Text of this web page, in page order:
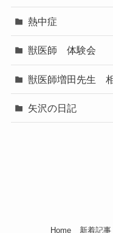
熱中症
獣医師 体験会
獣医師増田先生
矢沢の日記
Home 新着記事